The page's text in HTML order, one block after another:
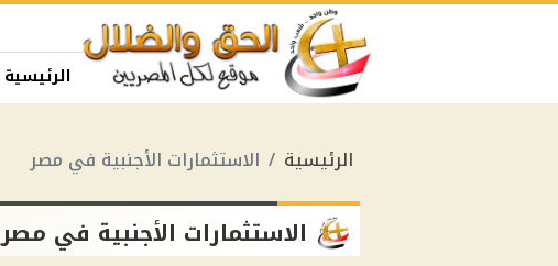
الرئيسية
الرئيسية الاستثمارات الأجنبية في مصر
الاستثمارات الأجنبية في مصر